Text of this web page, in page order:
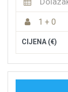
1 + 0
CIJENA (€)